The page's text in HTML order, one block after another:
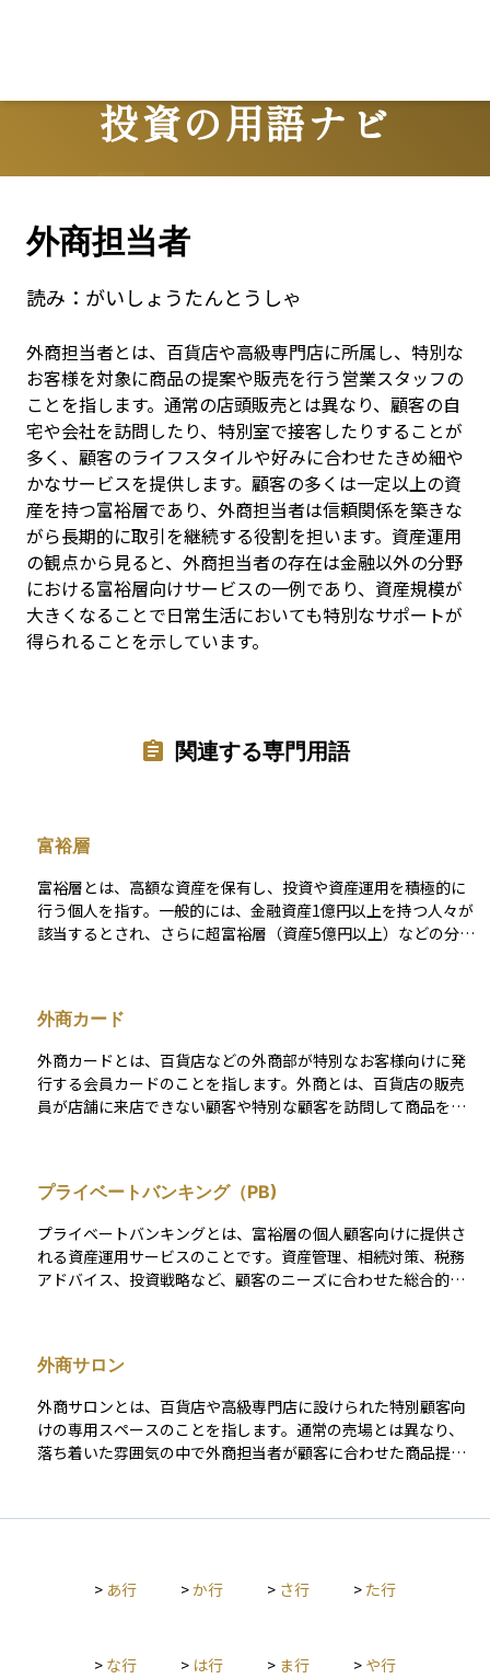
投資の用語ナビ
Terms
外商担当者
読み： がいしょうたんとうしゃ
外商担当者とは、百貨店や高級専門店に所属し、特別な
お客様を対象に商品の提案や販売を行う営業スタッフの
ことを指します。通常の店頭販売とは異なり、顧客の自
宅や会社を訪問したり、特別室で接客したりすることが
多く、顧客のライフスタイルや好みに合わせたきめ細や
かなサービスを提供します。顧客の多くは一定以上の資
産を持つ富裕層であり、外商担当者は信頼関係を築きな
がら長期的に取引を継続する役割を担います。資産運用
の観点から見ると、外商担当者の存在は金融以外の分野
における富裕層向けサービスの一例であり、資産規模が
大きくなることで日常生活においても特別なサポートが
得られることを示しています。
関連する専門用語
富裕層
富裕層とは、高額な資産を保有し、投資や資産運用を積極的に
行う個人を指す。一般的には、金融資産1億円以上を持つ人々が
該当するとされ、さらに超富裕層（資産5億円以上）などの分類
機関と連携しながら、資産を効率的に管理し、長期的な財産維
持・成長を目指す。
外商カード
外商カードとは、百貨店などの外商部が特別なお客様向けに発
行する会員カードのことを指します。外商とは、百貨店の販売
員が店舗に来店できない顧客や特別な顧客を訪問して商品を提
の招待といった特典を受けられることがあります。資産運用の
観点では、外商カードは一定以上の資産を持つ顧客に提供され
ることが多いため、富裕層向けサービスの一例として理解され
ます。外商カードの存在は、資産規模が大きくなると金融サー
ビスに限らず生活全般において特別な待遇を受けられる可能性
プライベートバンキング（PB)
プライベートバンキングとは、富裕層の個人顧客向けに提供さ
れる資産運用サービスのことです。資産管理、相続対策、税務
アドバイス、投資戦略など、顧客のニーズに合わせた総合的な
外商サロン
外商サロンとは、百貨店や高級専門店に設けられた特別顧客向
けの専用スペースのことを指します。通常の売場とは異なり、
落ち着いた雰囲気の中で外商担当者が顧客に合わせた商品提案
が特徴です。利用できるのは外商部を通じた一定以上の顧客に
は富裕層向けサービスの一環であり、金融に限らずライフスタ
> あ行 >か行 > さ行 > た行
> な行 > は行 > ま行 > や行